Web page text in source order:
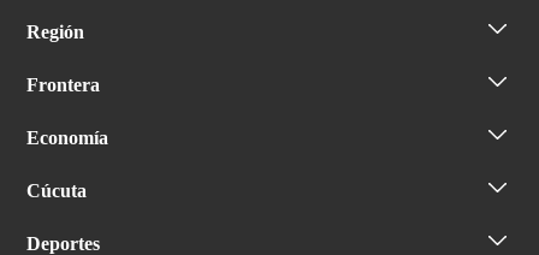
Región
Frontera
Economía
Cúcuta
Deportes